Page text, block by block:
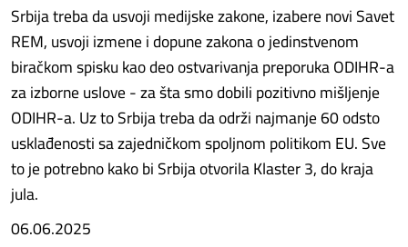
Srbija treba da usvoji medijske zakone, izabere novi Savet
REM, usvoji izmene i dopune zakona o jedinstvenom
biračkom spisku kao deo ostvarivanja preporuka ODIHR-a
za izborne uslove - za šta smo dobili pozitivno mišljenje
ODIHR-a. Uz to Srbija treba da održi najmanje 60 odsto
usklađenosti sa zajedničkom spoljnom politikom EU. Sve
to je potrebno kako bi Srbija otvorila Klaster 3, do kraja
jula.
06.06.2025